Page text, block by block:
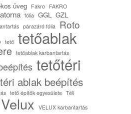
üveg Fakro FAKRO
fólia GGL GZL
párazáró fólia Roto
tető tetőablak
tetőablak karbantartás
tetőtéri
ablak beépítés
tető építők egyesülete Téli
Velux VELUX karbantartás